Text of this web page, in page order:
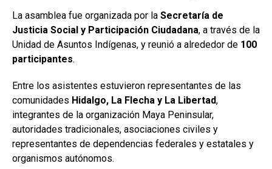
La asamblea fue organizada por la Secretaría de
Justicia Social y Participación Ciudadana, a través de la
Unidad de Asuntos Indígenas, y reunió a alrededor de 100
participantes.
Entre los asistentes estuvieron representantes de las
comunidades Hidalgo, La Flecha y La Libertad,
integrantes de la organización Maya Peninsular,
autoridades tradicionales, asociaciones civiles y
representantes de dependencias federales y estatales y
organismos autónomos.